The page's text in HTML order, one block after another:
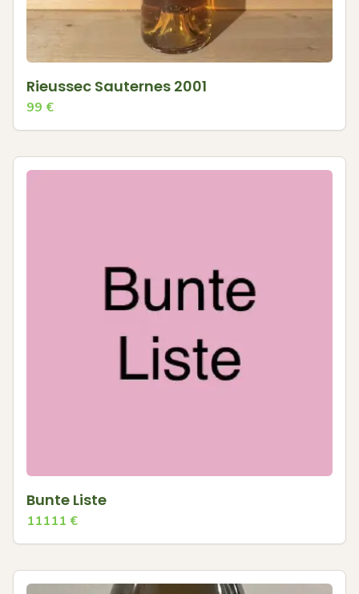
Rieussec Sauternes 2001
99 €
Bunte Liste
11111 €